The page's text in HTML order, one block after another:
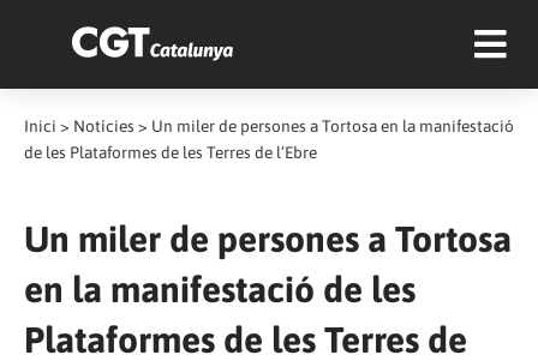
Inici > Notícies > Un miler de persones a Tortosa en la manifestació
de les Plataformes de les Terres de l’Ebre
Un miler de persones a Tortosa
en la manifestació de les
Plataformes de les Terres de